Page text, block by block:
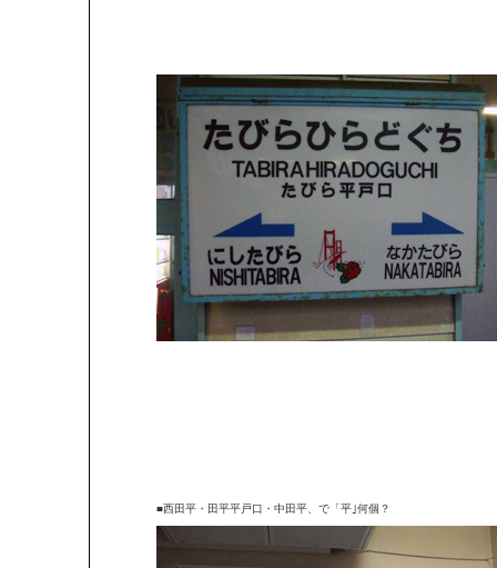
■西田平・田平平戸口・中田平、で「平｣何個？